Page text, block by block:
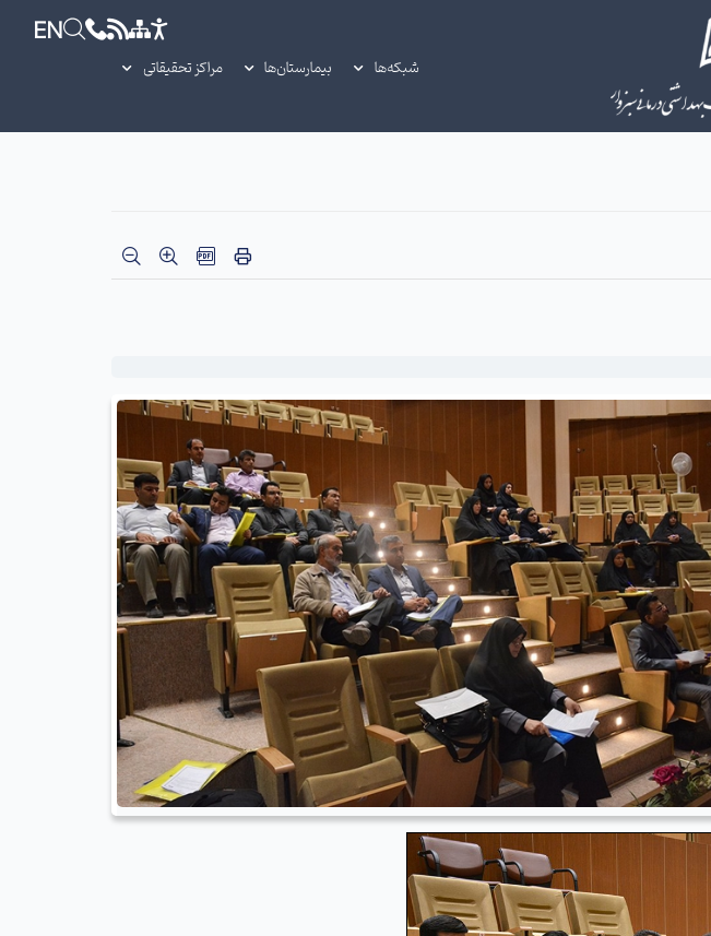
EN
شبکه‌ها بیمارستان‌ها مراکز تحقیقاتی